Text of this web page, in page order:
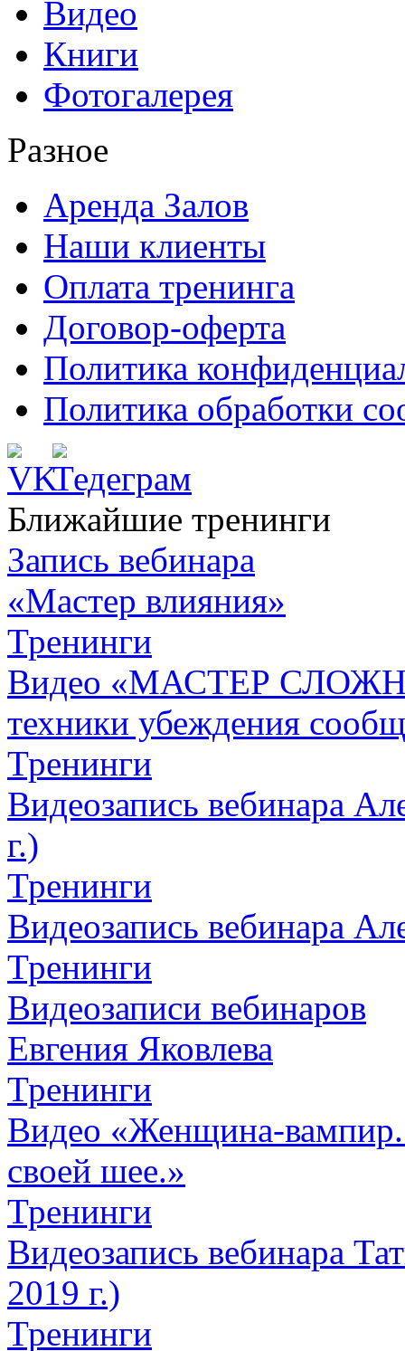
Видео
Книги
Фотогалерея
Разное
Аренда Залов
Наши клиенты
Оплата тренинга
Договор-оферта
Политика
Политика обработки
Ближайшие тренинги
Запись вебинара
«Мастер влияния»
Тренинги
Видео «МАСТЕР
техники убеждения
Тренинги
Видеозапись вебинара
г.)
Тренинги
Видеозапись вебинара
Тренинги
Видеозаписи вебинаров
Евгения Яковлева
Тренинги
Видео «Женщина-вампир.
своей шее.»
Тренинги
Видеозапись вебинара
2019 г.)
Тренинги